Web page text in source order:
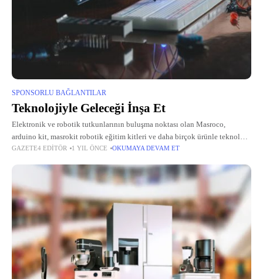
SPONSORLU BAĞLANTILAR
Teknolojiyle Geleceği İnşa Et
Elektronik ve robotik tutkunlarının buluşma noktası olan Masroco,
arduino kit, masrokit robotik eğitim kitleri ve daha birçok ürünle teknoloji
dünyasında fark yaratıyor. Kullanıcılarına hem eğitim hem de hobi amaçlı
GAZETE4 EDITÖR 1 YIL ÖNCE OKUMAYA DEVAM ET